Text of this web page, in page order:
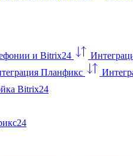
и Bitrix24
Планфикс
Bitrix24